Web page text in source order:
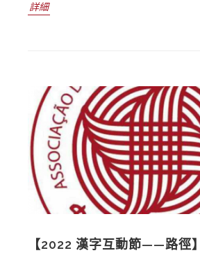
詳細
【2022 漢字互動節——路徑